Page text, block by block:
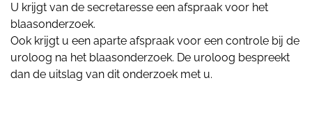
U krijgt van de secretaresse een afspraak voor het
blaasonderzoek.
Ook krijgt u een aparte afspraak voor een controle bij de
uroloog na het blaasonderzoek. De uroloog bespreekt
dan de uitslag van dit onderzoek met u.